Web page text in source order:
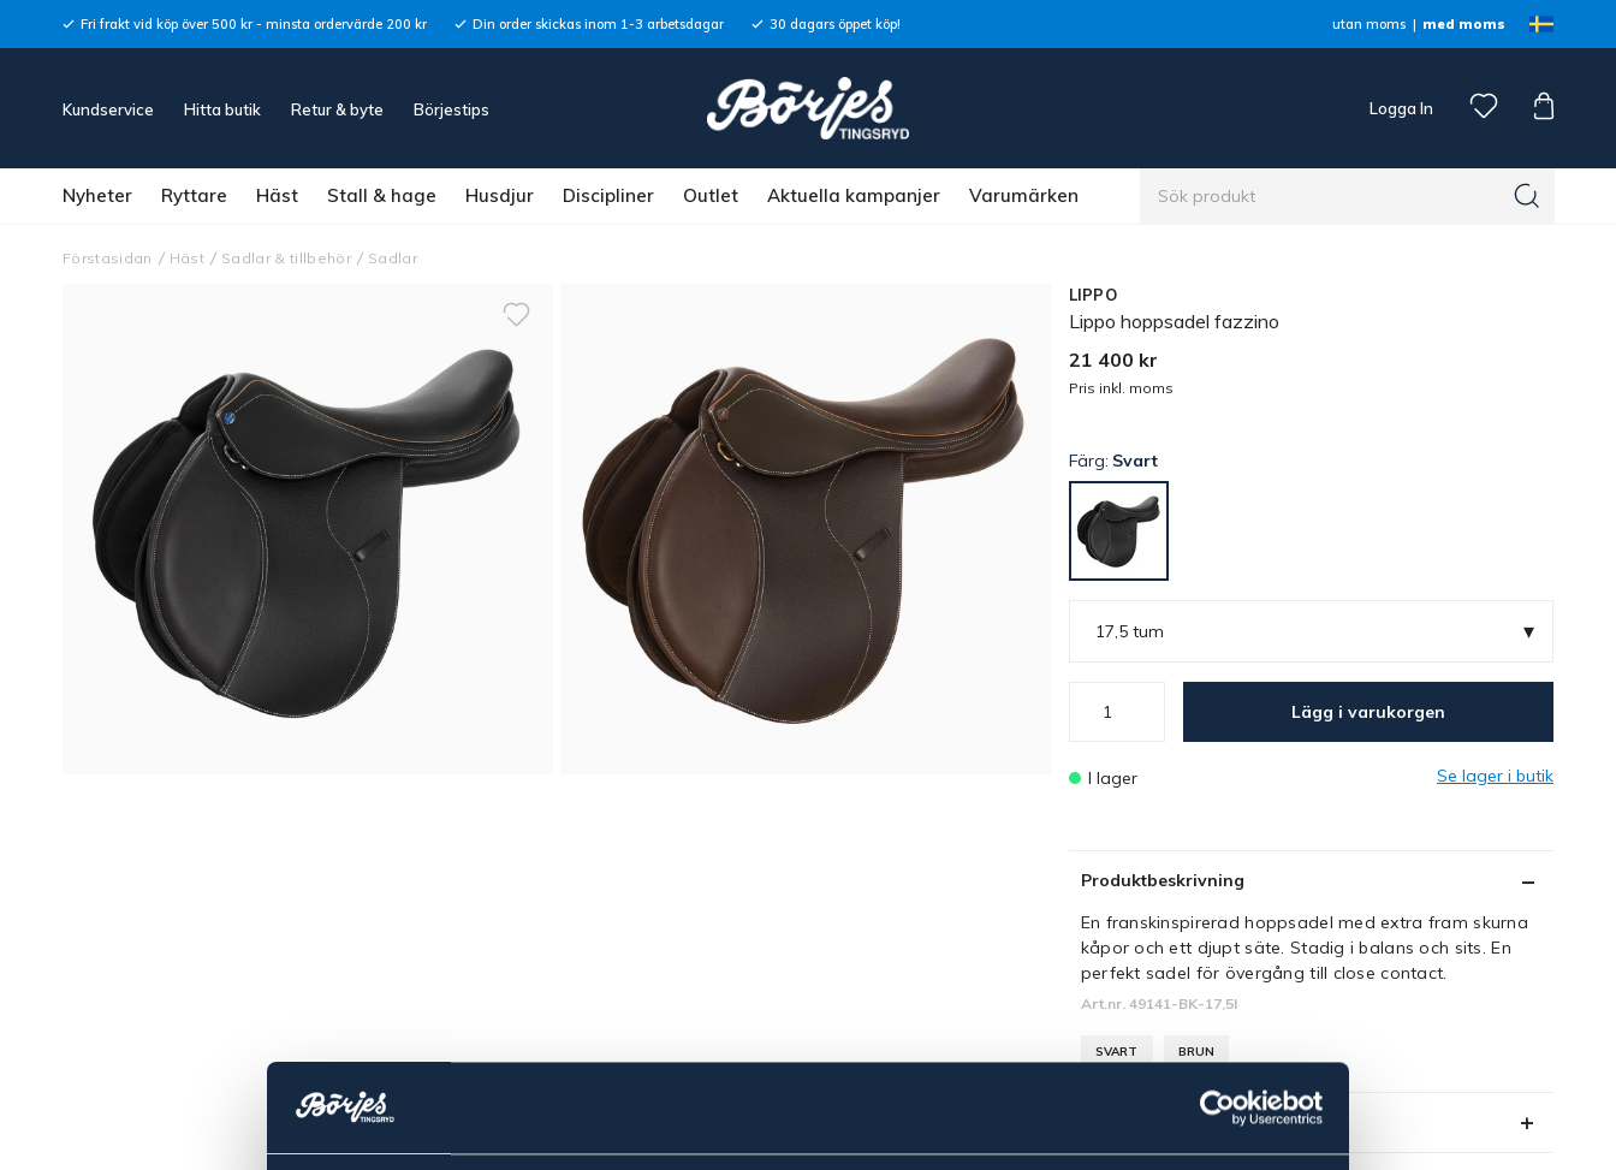
Fri frakt vid köp över 500 kr - minsta ordervärde 200 kr Din order skickas inom 1-3 arbetsdagar 30 dagars öppet köp! utan moms med moms
Kundservice Hitta butik Retur & byte Börjestips Logga In
Nyheter Ryttare Häst Stall & hage Husdjur Discipliner Outlet Aktuella kampanjer Varumärken
Förstasidan Häst Sadlar & tillbehör Sadlar
LIPPO
Lippo hoppsadel fazzino
21 400 kr
Pris inkl. moms
Färg: Svart
17,5 tum ▾
Lägg i varukorgen
I lager Se lager i butik
Produktbeskrivning
En franskinspirerad hoppsadel med extra fram skurna
kåpor och ett djupt säte. Stadig i balans och sits. En
perfekt sadel för övergång till close contact.
Art.nr. 49141-BK-17,5I
SVART BRUN